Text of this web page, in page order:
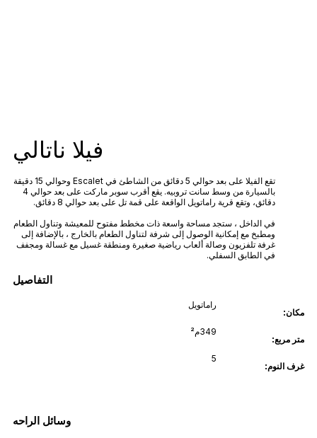
فيلا ناتالي
تقع الفيلا على بعد حوالي 5 دقائق من الشاطئ في Escalet وحوالي 15 دقيقة
بالسيارة من وسط سانت تروبيه. يقع أقرب سوبر ماركت على بعد حوالي 4
دقائق، وتقع قرية راماتويل الواقعة على قمة تل على بعد حوالي 8 دقائق.
في الداخل ، ستجد مساحة واسعة ذات مخطط مفتوح للمعيشة وتناول الطعام
ومطبخ مع إمكانية الوصول إلى شرفة لتناول الطعام بالخارج ، بالإضافة إلى
غرفة تلفزيون وصالة ألعاب رياضية صغيرة ومنطقة غسيل مع غسالة ومجفف
في الطابق السفلي.
التفاصيل
مكان:
راماتويل
متر مربع:
349م²
غرف النوم:
5
وسائل الراحه